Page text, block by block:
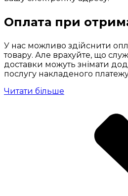
Оплата при
У нас можливо здійснити
товару. Але врахуйте, що
доставки можуть знімати
послугу накладеного
Читати більше